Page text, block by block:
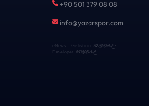
+90 501 379 08 08
info@yazarspor.com
eNews · Geliştirici KEYDAL·
Developer KEYDAL